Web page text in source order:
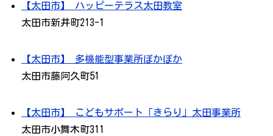
【太田市】 ハッピーテラス太田教室
太田市新井町213-1
【太田市】 多機能型事業所ぽかぽか
太田市藤阿久町51
【太田市】 こどもサポート「きらり」太田事業所
太田市小舞木町311